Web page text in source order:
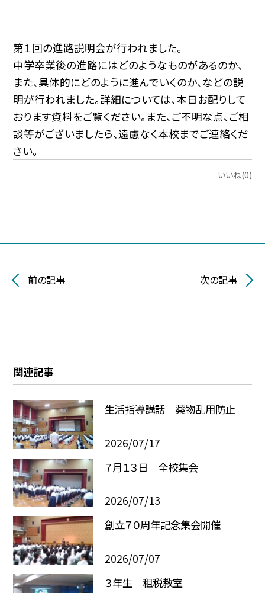
第１回の進路説明会が行われました。
中学卒業後の進路にはどのようなものがあるのか、
また、具体的にどのように進んでいくのか、などの説
明が行われました。詳細については、本日お配りして
おります資料をご覧ください。また、ご不明な点、ご相
談等がございましたら、遠慮なく本校までご連絡くだ
さい。
いいね(0)
前の記事 次の記事
関連記事
生活指導講話 薬物乱用防止
2026/07/17
７月１３日 全校集会
2026/07/13
創立７０周年記念集会開催
2026/07/07
３年生 租税教室